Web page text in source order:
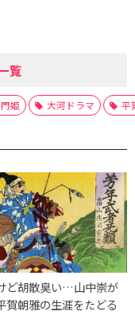
覧
姫 大河ドラマ 平
ど胡散臭い…山中崇が
賀朝雅の生涯をたどる